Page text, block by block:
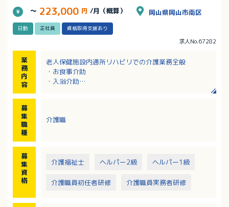
～ 223,000 円 /月（概算） 岡山県岡山市南区
日勤 正社員 資格取得支援あり
求人No.67282
業
務
内
容
老人保健施設内通所リハビリでの介護業務全般
・お食事介助
・入浴介助
募
集
職
種
介護職
募
集
資
格
介護福祉士 ヘルパー2級 ヘルパー1級
介護職員初任者研修 介護職員実務者研修